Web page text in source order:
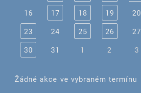
16
17 18 19 20
23
24 25 26 27
30
31 1 2 3
Žádné akce ve vybraném termínu